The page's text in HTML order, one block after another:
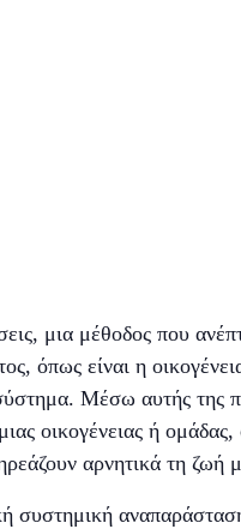
μια μέθοδος που
όπως είναι η
Μέσω αυτής της
οικογένειας ή
αρνητικά τη ζωή
συστημική